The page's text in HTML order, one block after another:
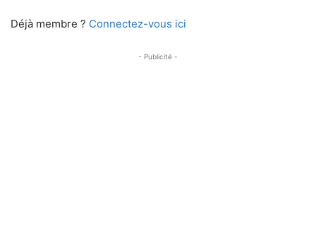
Déjà membre ? Connectez-vous ici
- Publicité -